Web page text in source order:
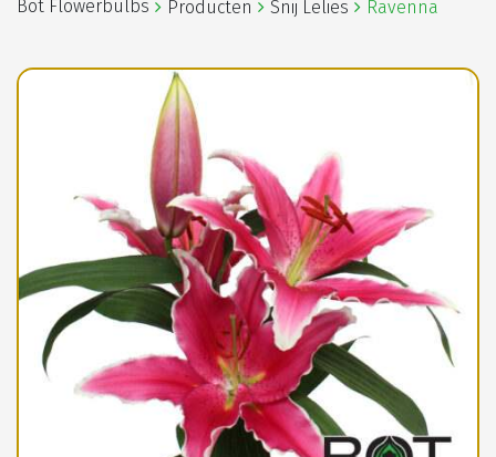
Bot Flowerbulbs Producten Snij Lelies Ravenna